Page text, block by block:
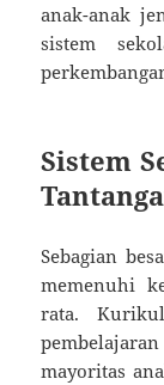
anak-anak
sistem
Sistem
Sebagian
memenuhi
rata.
mayoritas